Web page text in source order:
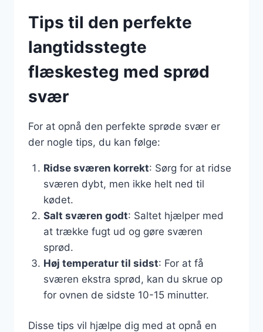
Tips til den perfekte
langtidsstegte
flæskesteg med sprød
svær
For at opnå den perfekte sprøde svær er
der nogle tips, du kan følge:
Ridse sværen korrekt: Sørg for at ridse
sværen dybt, men ikke helt ned til
kødet.
Salt sværen godt: Saltet hjælper med
at trække fugt ud og gøre sværen
sprød.
Høj temperatur til sidst: For at få
sværen ekstra sprød, kan du skrue op
for ovnen de sidste 10-15 minutter.
Disse tips vil hjælpe dig med at opnå en